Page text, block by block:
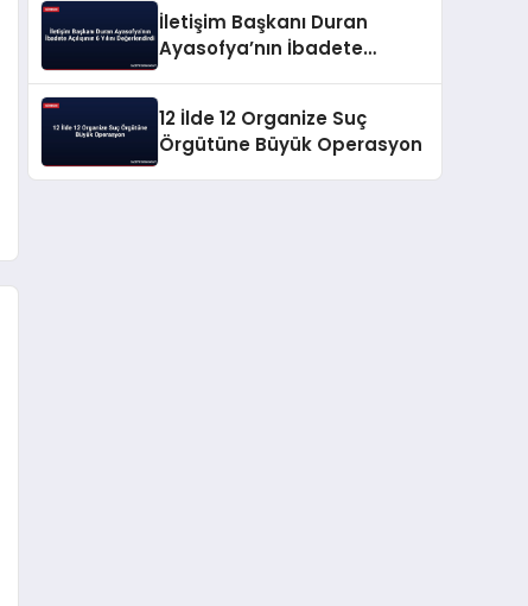
İletişim Başkanı Duran
Ayasofya’nın İbadete
12 İlde 12 Organize Suç
Örgütüne Büyük Operasyon